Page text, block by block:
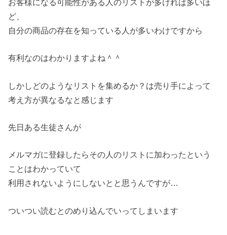
お客様になる可能性がある人のリストが多ければ多いほ
ど、
自分の商品の存在を知っている人が多いわけですから
有利なのはわかりますよね＾＾
しかしどのようなリストを集めるか？は売り手によって
考え方が異なるなと感じます
先日ある生徒さんが
メルマガに登録したらその人のリストに加わったという
ことはわかっていて
利用されないようにしないとと思うんですが…
ついつい読むとのめり込んでいってしまいます